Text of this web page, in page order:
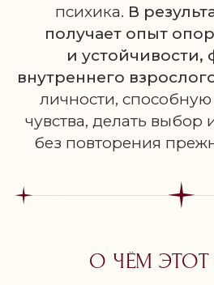
психика. В
получает опыт
и
внутреннего
личности,
чувства, делать выбор
без повторения
О ЧЁМ ЭТОТ